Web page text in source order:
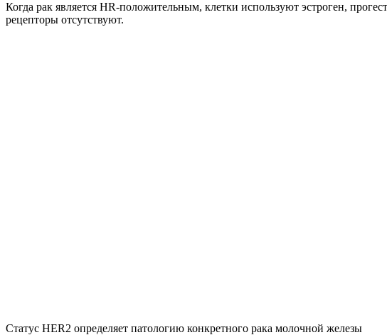
Когда рак является HR-положительным, клетки используют эстроген,
рецепторы отсутствуют.
Статус HER2 определяет патологию конкретного рака молочной железы